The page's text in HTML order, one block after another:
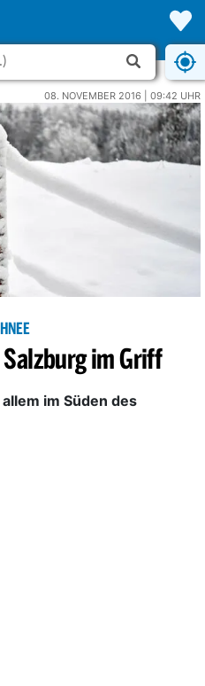
08. NOVEMBER 2016 | 09:42 UHR
im Griff
im Süden des